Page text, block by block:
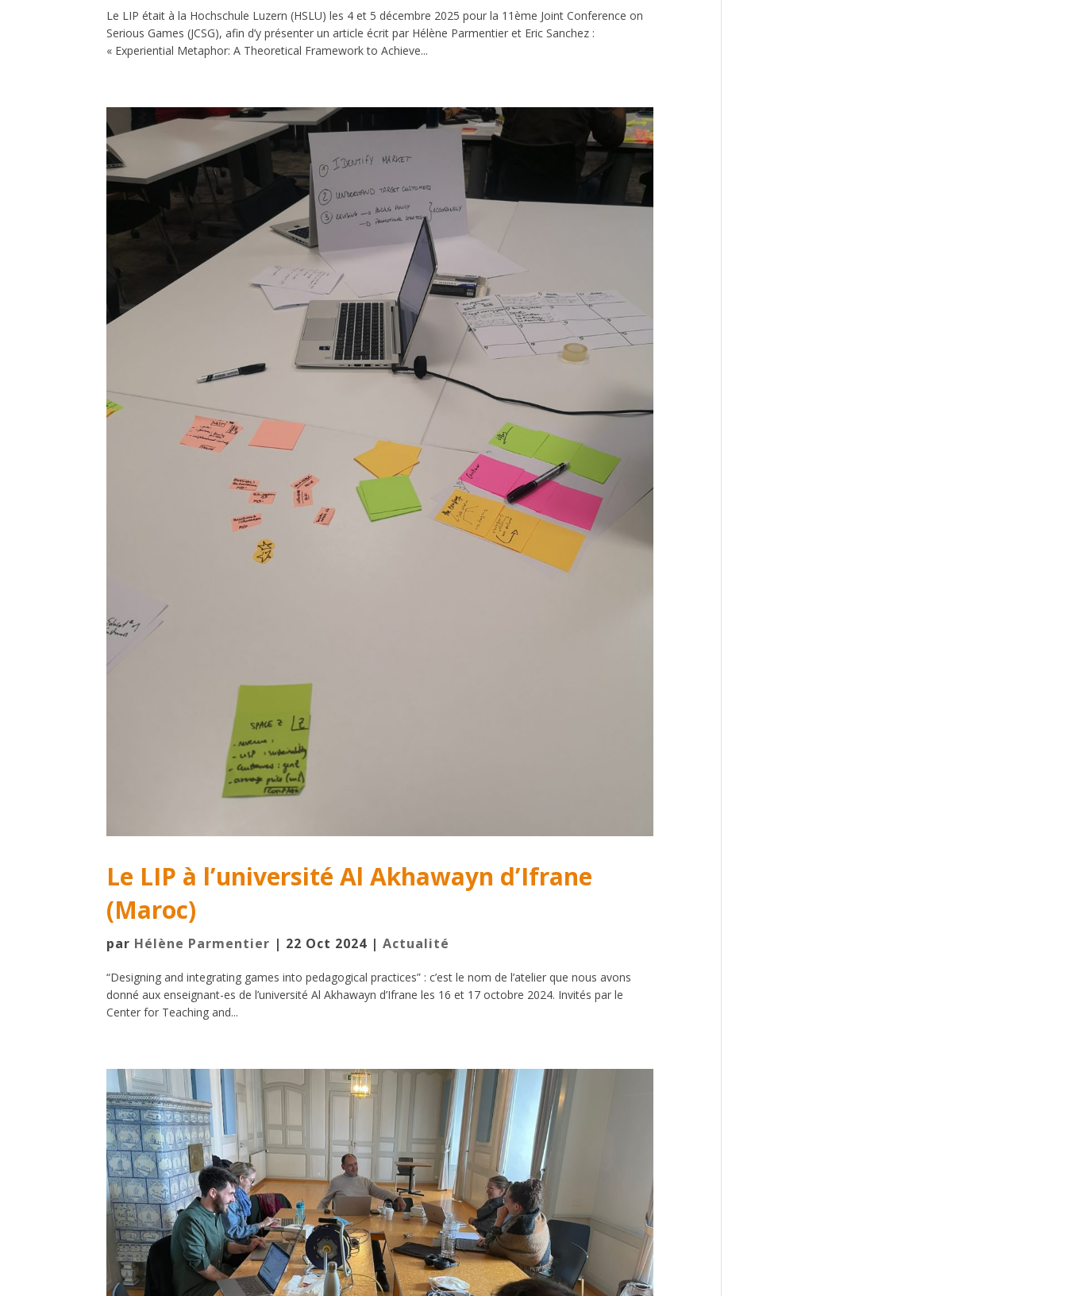
Le LIP était à la Hochschule Luzern (HSLU) les 4 et 5 décembre 2025 pour la 11ème Joint Conference on
Serious Games (JCSG), afin d’y présenter un article écrit par Hélène Parmentier et Eric Sanchez :
« Experiential Metaphor: A Theoretical Framework to Achieve...
Le LIP à l’université Al Akhawayn d’Ifrane
(Maroc)
par Hélène Parmentier | 22 Oct 2024 |Actualité
“Designing and integrating games into pedagogical practices” : c’est le nom de l’atelier que nous avons
donné aux enseignant-es de l’université Al Akhawayn d’Ifrane les 16 et 17 octobre 2024. Invités par le
Center for Teaching and...